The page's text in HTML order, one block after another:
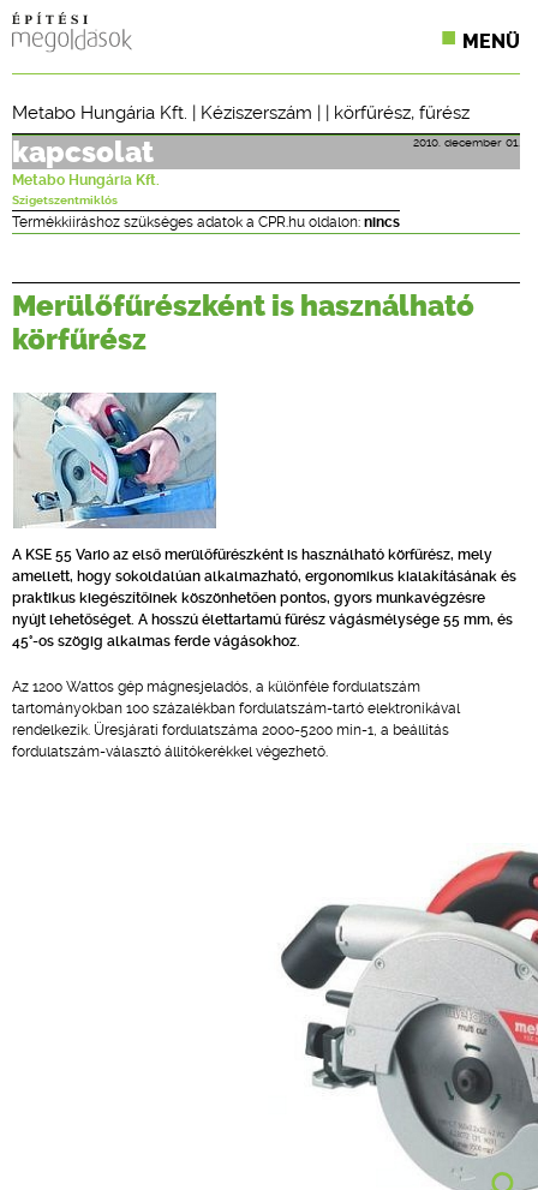
MENÜ
ONLINE KÉPZÉSEK
Metabo Hungária Kft. | Kéziszerszám | | körfűrész, fűrész
2010. december 01.
kapcsolat
Metabo Hungária Kft.
Szigetszentmiklós
Termékkiíráshoz szükséges adatok a CPR.hu oldalon: nincs
Merülőfűrészként is használható
körfűrész
A KSE 55 Vario az első merülőfűrészként is használható körfűrész, mely
amellett, hogy sokoldalúan alkalmazható, ergonomikus kialakításának és
praktikus kiegészítőinek köszönhetően pontos, gyors munkavégzésre
nyújt lehetőséget. A hosszú élettartamú fűrész vágásmélysége 55 mm, és
45°-os szögig alkalmas ferde vágásokhoz.
Az 1200 Wattos gép mágnesjeladós, a különféle fordulatszám
tartományokban 100 százalékban fordulatszám-tartó elektronikával
rendelkezik. Üresjárati fordulatszáma 2000-5200 min-1, a beállítás
fordulatszám-választó állítókerékkel végezhető.